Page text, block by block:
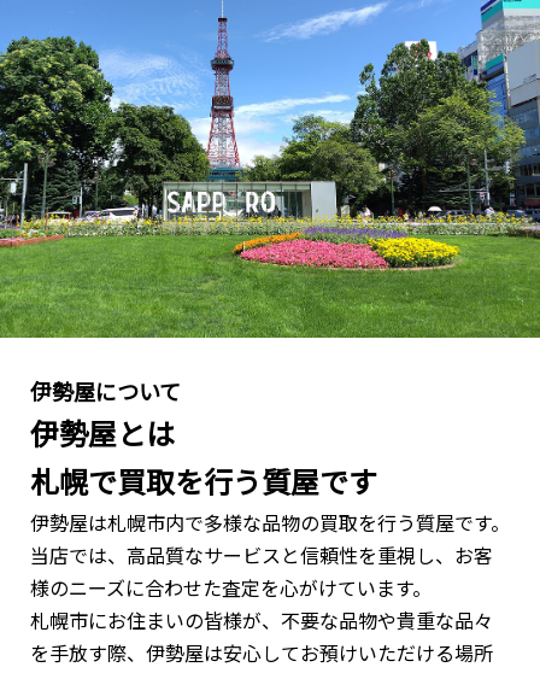
伊勢屋について
伊勢屋とは
札幌で買取を⾏う質屋です
伊勢屋は札幌市内で多様な品物の買取を⾏う質屋です。
当店では、⾼品質なサービスと信頼性を重視し、お客
様のニーズに合わせた査定を⼼がけています。
札幌市にお住まいの皆様が、不要な品物や貴重な品々
を⼿放す際、伊勢屋は安⼼してお預けいただける場所